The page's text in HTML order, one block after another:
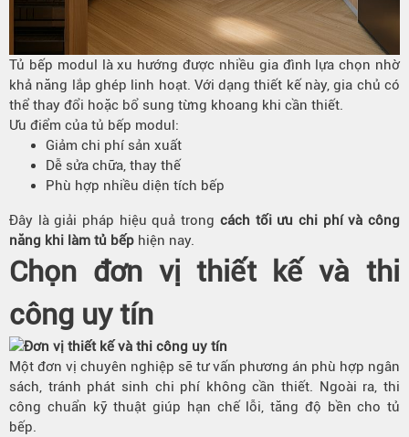
Tủ bếp modul là xu hướng được nhiều gia đình lựa chọn nhờ
khả năng lắp ghép linh hoạt. Với dạng thiết kế này, gia chủ có
thể thay đổi hoặc bổ sung từng khoang khi cần thiết.
Ưu điểm của tủ bếp modul:
Giảm chi phí sản xuất
Dễ sửa chữa, thay thế
Phù hợp nhiều diện tích bếp
Đây là giải pháp hiệu quả trong cách tối ưu chi phí và công
năng khi làm tủ bếp hiện nay.
Chọn đơn vị thiết kế và thi
công uy tín
Một đơn vị chuyên nghiệp sẽ tư vấn phương án phù hợp ngân
sách, tránh phát sinh chi phí không cần thiết. Ngoài ra, thi
công chuẩn kỹ thuật giúp hạn chế lỗi, tăng độ bền cho tủ
bếp.